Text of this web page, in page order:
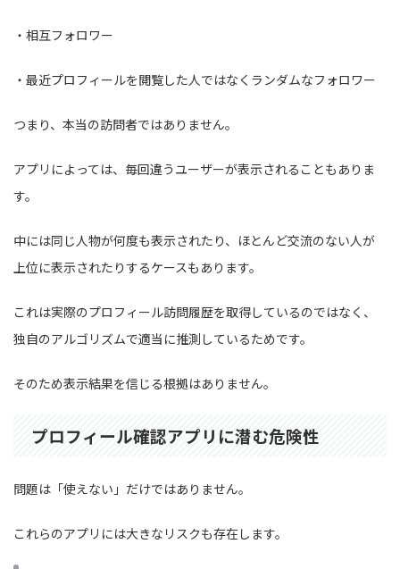
・相互フォロワー
・最近プロフィールを閲覧した人ではなくランダムなフォロワー
つまり、本当の訪問者ではありません。
アプリによっては、毎回違うユーザーが表示されることもありま
す。
中には同じ人物が何度も表示されたり、ほとんど交流のない人が
上位に表示されたりするケースもあります。
これは実際のプロフィール訪問履歴を取得しているのではなく、
独自のアルゴリズムで適当に推測しているためです。
そのため表示結果を信じる根拠はありません。
プロフィール確認アプリに潜む危険性
問題は「使えない」だけではありません。
これらのアプリには大きなリスクも存在します。